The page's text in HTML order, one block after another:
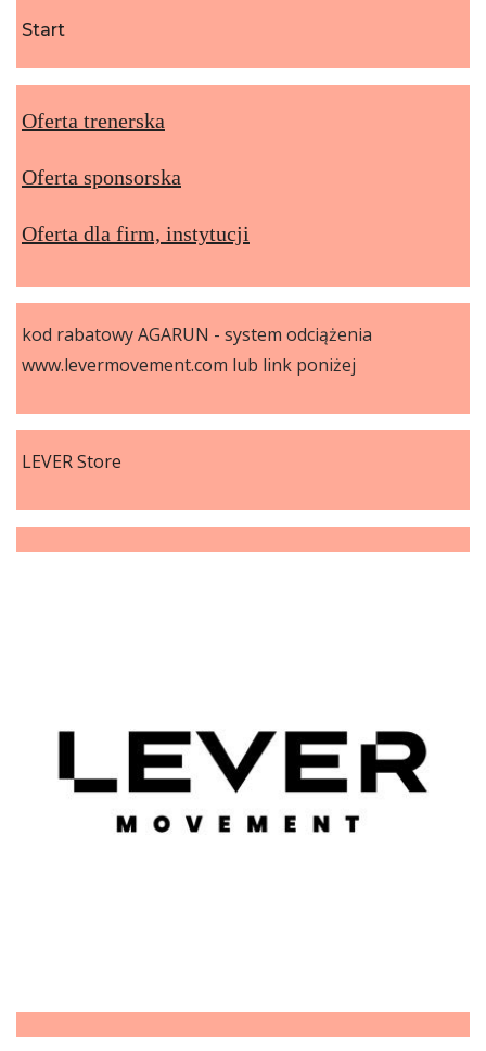
Start
Oferta trenerska
Oferta sponsorska
Oferta dla firm, instytucji
kod rabatowy AGARUN - system odciążenia
www.levermovement.com lub link poniżej
LEVER Store